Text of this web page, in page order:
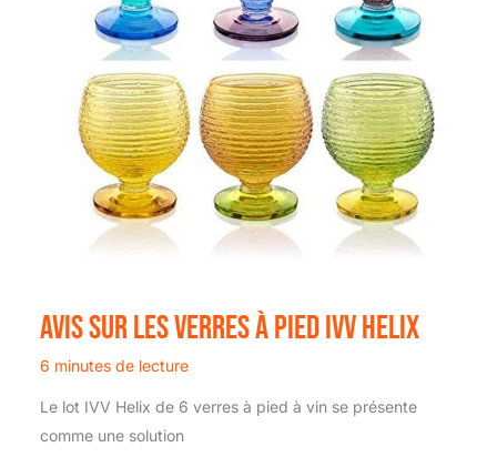
Avis sur les verres à pied IVV Helix
6 minutes de lecture
Le lot IVV Helix de 6 verres à pied à vin se présente
comme une solution